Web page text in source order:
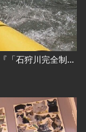
ハレバレティモンディ 10月18日放送 #123『「石狩川完全制覇｣カムイコタン編(前編)』